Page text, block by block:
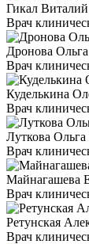
Гикал
Врач
Дронова
Врач
Куделькина
Врач
Луткова
Врач
Майнагашева
Врач
Ретунская
Врач